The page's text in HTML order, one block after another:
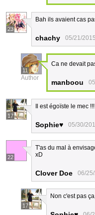
23
Bah ils avaient cas
chachy 05/21/
11
Author
Ca ne devait
manboou
17
Il est égoïste le mec
Sophie♥ 05/30/
22
T'as du mal à
xD
Clover Doe 06/
17
Non c'est pas